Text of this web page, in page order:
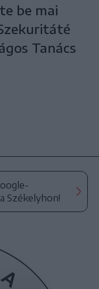
be mai
Tanács
Székelyhon!